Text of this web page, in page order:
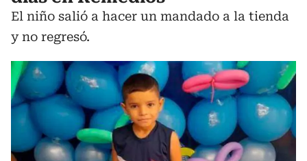
El niño salió a hacer un mandado a la tienda
y no regresó.